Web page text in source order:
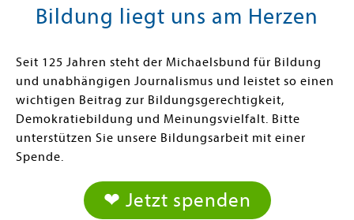
Bildung liegt uns am Herzen
Seit 125 Jahren steht der Michaelsbund für Bildung
und unabhängigen Journalismus und leistet so einen
wichtigen Beitrag zur Bildungsgerechtigkeit,
Demokratiebildung und Meinungsvielfalt. Bitte
unterstützen Sie unsere Bildungsarbeit mit einer
Spende.
❤ Jetzt spenden